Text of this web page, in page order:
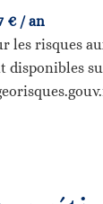
€ / an
les risques
disponibles